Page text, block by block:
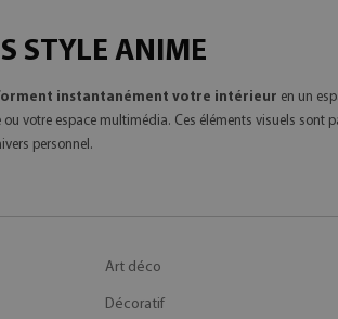
STYLE ANIME
instantanément votre intérieur en un
votre espace multimédia. Ces éléments visuels
personnel.
Art déco
Décoratif